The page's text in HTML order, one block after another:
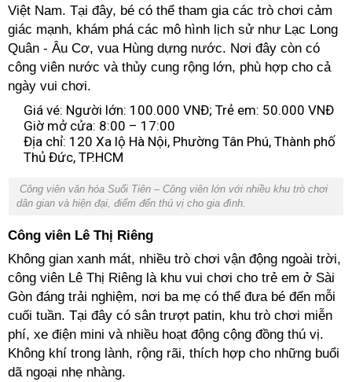
Việt Nam. Tại đây, bé có thể tham gia các trò chơi cảm
giác mạnh, khám phá các mô hình lịch sử như Lạc Long
Quân - Âu Cơ, vua Hùng dựng nước. Nơi đây còn có
công viên nước và thủy cung rộng lớn, phù hợp cho cả
ngày vui chơi.
Giá vé: Người lớn: 100.000 VNĐ; Trẻ em: 50.000 VNĐ
Giờ mở cửa: 8:00 – 17:00
Địa chỉ: 120 Xa lộ Hà Nội, Phường Tân Phú, Thành phố
Thủ Đức, TP.HCM
Công viên văn hóa Suối Tiên – Công viên lớn với nhiều khu trò chơi
dân gian và hiện đại, điểm đến thú vị cho gia đình.
Công viên Lê Thị Riêng
Không gian xanh mát, nhiều trò chơi vận động ngoài trời,
công viên Lê Thị Riêng là khu vui chơi cho trẻ em ở Sài
Gòn đáng trải nghiệm, nơi ba mẹ có thể đưa bé đến mỗi
cuối tuần. Tại đây có sân trượt patin, khu trò chơi miễn
phí, xe điện mini và nhiều hoạt động cộng đồng thú vị.
Không khí trong lành, rộng rãi, thích hợp cho những buổi
dã ngoại nhẹ nhàng.